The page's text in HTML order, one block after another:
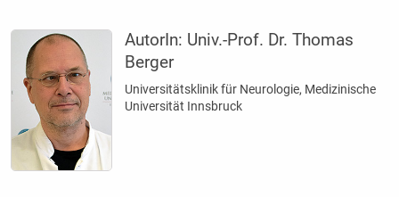
AutorIn: Univ.-Prof. Dr. Thomas
Berger
Universitätsklinik für Neurologie, Medizinische
Universität Innsbruck